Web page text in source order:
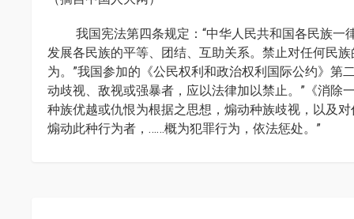
我国宪法第四条规定：“中华人民共和国各民族一
发展各民族的平等、团结、互助关系。禁止对任何民
为。”我国参加的《公民权利和政治权利国际公约》第
动歧视、敌视或强暴者，应以法律加以禁止。”《消除
种族优越或仇恨为根据之思想，煽动种族歧视，以及
煽动此种行为者，……概为犯罪行为，依法惩处。”